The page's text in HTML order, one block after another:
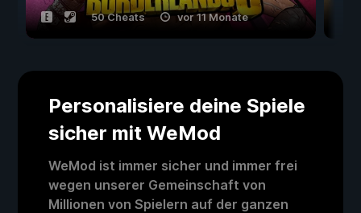
50 Cheats vor 11 Monate
Personalisiere deine Spiele
sicher mit WeMod
WeMod ist immer sicher und immer frei
wegen unserer Gemeinschaft von
Millionen von Spielern auf der ganzen